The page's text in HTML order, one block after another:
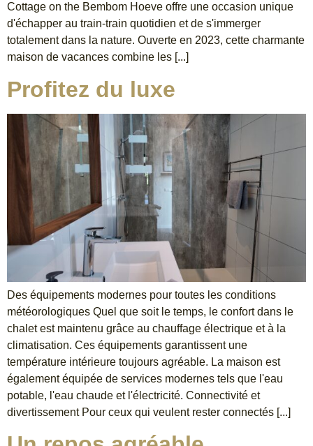
Cottage on the Bembom Hoeve offre une occasion unique
d'échapper au train-train quotidien et de s'immerger
totalement dans la nature. Ouverte en 2023, cette charmante
maison de vacances combine les [...]
Profitez du luxe
Des équipements modernes pour toutes les conditions
météorologiques Quel que soit le temps, le confort dans le
chalet est maintenu grâce au chauffage électrique et à la
climatisation. Ces équipements garantissent une
température intérieure toujours agréable. La maison est
également équipée de services modernes tels que l'eau
potable, l'eau chaude et l'électricité. Connectivité et
divertissement Pour ceux qui veulent rester connectés [...]